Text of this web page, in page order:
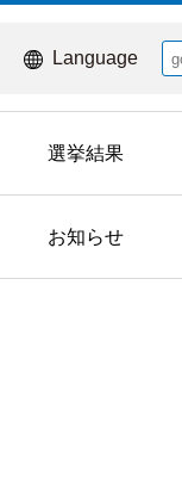
Language
選挙結果
お知らせ